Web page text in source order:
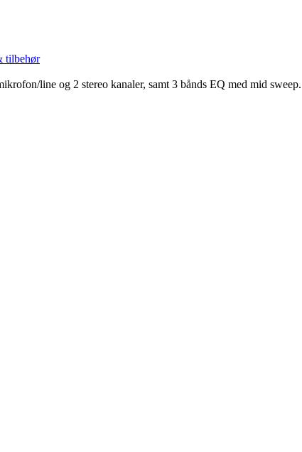
tilbehør
line og 2 stereo kanaler, samt 3 bånds EQ med mid sweep.